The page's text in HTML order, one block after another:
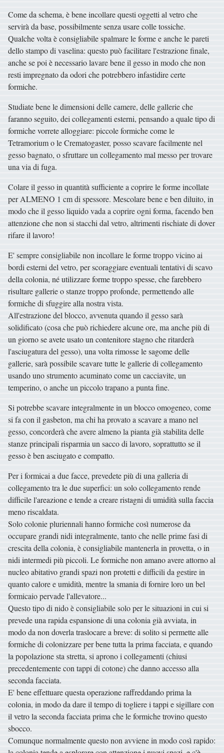
Come da schema, è bene incollare questi oggetti al vetro che
servirà da base, possibilmente senza usare colle tossiche.
Qualche volta è consigliabile spalmare le forme e anche le pareti
dello stampo di vaselina: questo può facilitare l'estrazione finale,
anche se poi è necessario lavare bene il gesso in modo che non
resti impregnato da odori che potrebbero infastidire certe
formiche.
Studiate bene le dimensioni delle camere, delle gallerie che
faranno seguito, dei collegamenti esterni, pensando a quale tipo di
formiche vorrete alloggiare: piccole formiche come le
Tetramorium o le Crematogaster, posso scavare facilmente nel
gesso bagnato, o sfruttare un collegamento mal messo per trovare
una via di fuga.
Colare il gesso in quantità sufficiente a coprire le forme incollate
per ALMENO 1 cm di spessore. Mescolare bene e ben diluito, in
modo che il gesso liquido vada a coprire ogni forma, facendo ben
attenzione che non si stacchi dal vetro, altrimenti rischiate di dover
rifare il lavoro!
E' sempre consigliabile non incollare le forme troppo vicino ai
bordi esterni del vetro, per scoraggiare eventuali tentativi di scavo
della colonia, né utilizzare forme troppo spesse, che farebbero
risultare gallerie o stanze troppo profonde, permettendo alle
formiche di sfuggire alla nostra vista.
All'estrazione del blocco, avvenuta quando il gesso sarà
solidificato (cosa che può richiedere alcune ore, ma anche più di
un giorno se avete usato un contenitore stagno che ritarderà
l'asciugatura del gesso), una volta rimosse le sagome delle
gallerie, sarà possibile scavare tutte le gallerie di collegamento
usando uno strumento acuminato come un cacciavite, un
temperino, o anche un piccolo trapano a punta fine.
Si potrebbe scavare integralmente in un blocco omogeneo, come
si fa con il gasbeton, ma chi ha provato a scavare a mano nel
gesso, concorderà che avere almeno la pianta già stabilita delle
stanze principali risparmia un sacco di lavoro, soprattutto se il
gesso è ben asciugato e compatto.
Per i formicai a due facce, prevedete più di una galleria di
collegamento tra le due superfici: un solo collegamento rende
difficile l'areazione e tende a creare ristagni di umidità sulla faccia
meno riscaldata.
Solo colonie pluriennali hanno formiche così numerose da
occupare grandi nidi integralmente, tanto che nelle prime fasi di
crescita della colonia, è consigliabile mantenerla in provetta, o in
nidi intermedi più piccoli. Le formiche non amano avere attorno al
nucleo abitativo grandi spazi non protetti e difficili da gestire in
quanto calore e umidità, mentre la smania di fornire loro un bel
formicaio pervade l'allevatore...
Questo tipo di nido è consigliabile solo per le situazioni in cui si
prevede una rapida espansione di una colonia già avviata, in
modo da non doverla traslocare a breve: di solito si permette alle
formiche di colonizzare per bene tutta la prima facciata, e quando
la popolazione sta stretta, si aprono i collegamenti (chiusi
precedentemente con tappi di cotone) che danno accesso alla
seconda facciata.
E' bene effettuare questa operazione raffreddando prima la
colonia, in modo da dare il tempo di togliere i tappi e sigillare con
il vetro la seconda facciata prima che le formiche trovino questo
sbocco.
Comunque normalmente questo non avviene in modo così rapido: